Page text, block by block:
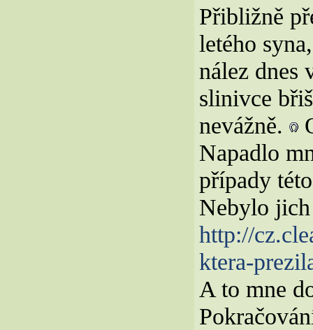
Přibližně
letého
nález dnes
slinivce
nevážně.
Napadlo
případy
Nebylo jich
http://
ktera-
A to mne